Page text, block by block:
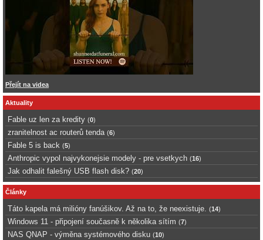
Přejít na videa
Aktuality
Fable uz len za kredity (0)
zranitelnost ac routerů tenda (6)
Fable 5 is back (5)
Anthropic vypol najvykonejsie modely - pre vsetkych (16)
Jak odhalit falešný USB flash disk? (20)
Články
Táto kapela má milióny fanúšikov. Až na to, že neexistuje. (14)
Windows 11 - připojení současně k několika sítím (7)
NAS QNAP - výměna systémového disku (10)